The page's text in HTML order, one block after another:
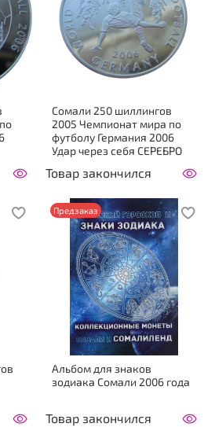
Сомали 250 шиллингов
2005 Чемпионат мира по
футболу Германия 2006
Удар через себя СЕРЕБРО
Товар закончился
Предзаказ
Альбом для знаков
зодиака Сомали 2006 года
Товар закончился